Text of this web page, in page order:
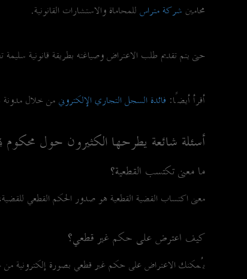
محامينشركة متراسللمحاماة والاستشارات القانونية.
حتى يتم تقديم طلب الاعتراض وصياغته بطريقة قانونية
أقرأ أيضًا: فائدة السجل التجاري الإلكترونيمن خلال مدونة
أسئلة شائعة يطرحها الكثيرون حول محكوم
ما معنى تكتسب القطعية؟
معنى اكتساب القضية القطعية هو صدور الحكم القطعي
كيف اعترض على حكم غير قطعي؟
يُمكنك الاعتراض على حكم غير قطعي بصورة إلكترونية من